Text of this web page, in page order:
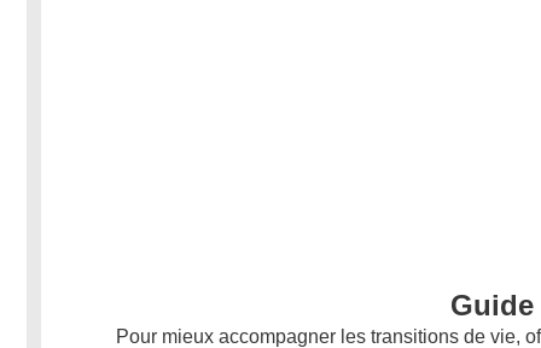
Pour mieux accompagner les transitions de vie,